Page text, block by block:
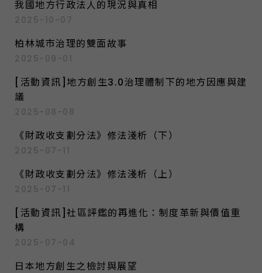
我國地方行政法人的現況與真相
2025-10-07
柏林城市治理的雙面故事
2025-09-01
[活動資訊]地方創生3.0治理體制下的地方因應與建
議
2025-08-08
《財政收支劃分法》修法淺析（下）
2025-07-11
《財政收支劃分法》修法淺析（上）
2025-07-11
[活動資訊]社區評鑑的再進化：制度革新與價值重
構
2025-07-04
日本地方創生之檢討與展望